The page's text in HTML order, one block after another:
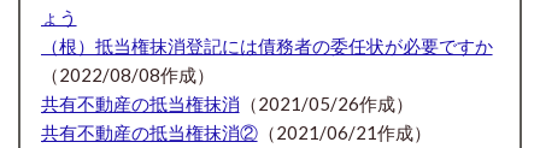
ょう
（根）抵当権抹消登記には債務者の委任状が必要ですか
（2022/08/08作成）
共有不動産の抵当権抹消 （2021/05/26作成）
共有不動産の抵当権抹消②（2021/06/21作成）